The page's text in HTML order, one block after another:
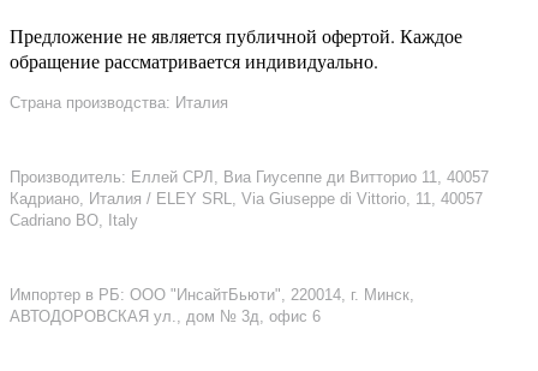
Предложение не является публичной офертой. Каждое
обращение рассматривается индивидуально.
Страна производства: Италия
Производитель: Еллей СРЛ, Виа Гиусеппе ди Витторио 11, 40057
Кадриано, Италия / ELEY SRL, Via Giuseppe di Vittorio, 11, 40057
Cadriano BO, Italy
Импортер в РБ: ООО "ИнсайтБьюти", 220014, г. Минск,
АВТОДОРОВСКАЯ ул., дом № 3д, офис 6